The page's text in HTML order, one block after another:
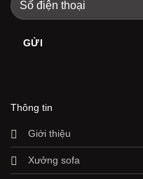
Thông tin
Giới thiệu
Xưởng sofa